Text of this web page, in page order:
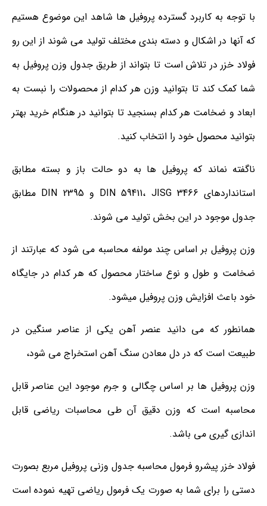
با توجه به کاربرد گسترده پروفیل ها شاهد این موضوع هستیم
که آنها در اشکال و دسته بندی مختلف تولید می شوند از این رو
فولاد خزر در تلاش است تا بتواند از طریق جدول وزن پروفیل به
شما کمک کند تا بتوانید وزن هر کدام از محصولات را نبست به
ابعاد و ضخامت هر کدام بسنجید تا بتوانید در هنگام خرید بهتر
بتوانید محصول خود را انتخاب کنید.
ناگفته نماند که پروفیل ها به دو حالت باز و بسته مطابق
استانداردهای DIN 59411، JISG 3466 و DIN 2395 مطابق
جدول موجود در این بخش تولید می شوند.
وزن پروفیل بر اساس چند مولفه محاسبه می شود که عبارتند از
ضخامت و طول و نوع ساختار محصول که هر کدام در جایگاه
خود باعث افزایش وزن پروفیل میشود.
همانطور که می دانید عنصر آهن یکی از عناصر سنگین در
طبیعت است که در دل معادن سنگ آهن استخراج می شود،
وزن پروفیل ها بر اساس چگالی و جرم موجود این عناصر قابل
محاسبه است که وزن دقیق آن طی محاسبات ریاضی قابل
اندازی گیری می باشد.
فولاد خزر پیشرو فرمول محاسبه جدول وزنی پروفیل مربع بصورت
دستی را برای شما به صورت یک فرمول ریاضی تهیه نموده است